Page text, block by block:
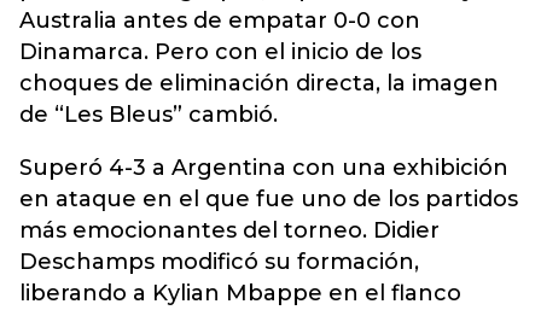
Australia antes de empatar 0-0 con
Dinamarca. Pero con el inicio de los
choques de eliminación directa, la imagen
de “Les Bleus” cambió.
Superó 4-3 a Argentina con una exhibición
en ataque en el que fue uno de los partidos
más emocionantes del torneo. Didier
Deschamps modificó su formación,
liberando a Kylian Mbappe en el flanco